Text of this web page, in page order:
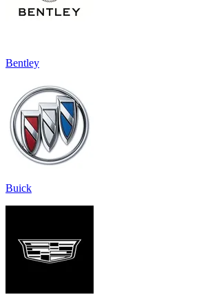
Bentley
Buick